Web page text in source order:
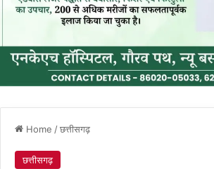
Home /छत्तीसगढ़
छत्तीसगढ़